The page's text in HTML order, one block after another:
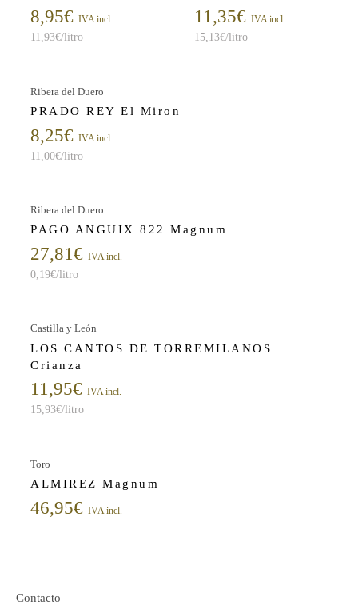
8,95€ IVA incl.
11,93€/litro
11,35€ IVA incl.
15,13€/litro
Ribera del Duero
PRADO REY El Miron
8,25€ IVA incl.
11,00€/litro
Ribera del Duero
PAGO ANGUIX 822 Magnum
27,81 € IVA incl.
0,19€/litro
Castilla y León
LOS CANTOS DE TORREMILANOS
Crianza
11,95€ IVA incl.
15,93€/litro
Toro
ALMIREZ Magnum
46,95€ IVA incl.
Contacto